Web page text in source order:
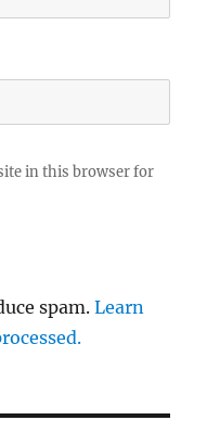
in this browser for
spam.Learn